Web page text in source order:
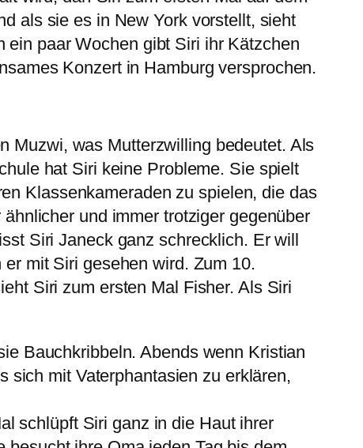
als sie es in New York vorstellt, sieht
paar Wochen gibt Siri ihr Kätzchen
Konzert in Hamburg versprochen.
Muzwi, was Mutterzwilling bedeutet. Als
hat Siri keine Probleme. Sie spielt
Klassenkameraden zu spielen, die das
und immer trotziger gegenüber
Siri Janeck ganz schrecklich. Er will
mit Siri gesehen wird. Zum 10.
Siri zum ersten Mal Fisher. Als Siri
Bauchkribbeln. Abends wenn Kristian
sich mit Vaterphantasien zu erklären,
schlüpft Siri ganz in die Haut ihrer